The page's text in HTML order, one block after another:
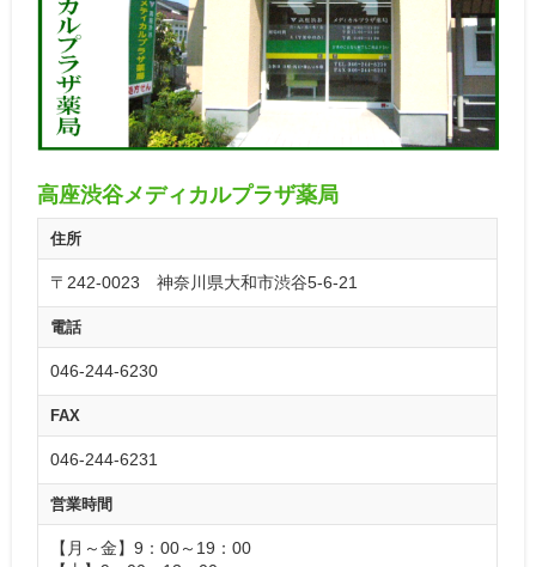
高座渋谷メディカルプラザ薬局
住所
〒242-0023 神奈川県大和市渋谷5-6-21
電話
046-244-6230
FAX
046-244-6231
営業時間
【月～金】9：00～19：00